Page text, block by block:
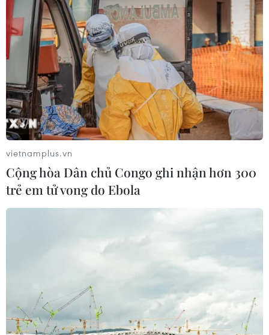
vietnamplus.vn
Cộng hòa Dân chủ Congo ghi nhận hơn 300
trẻ em tử vong do Ebola